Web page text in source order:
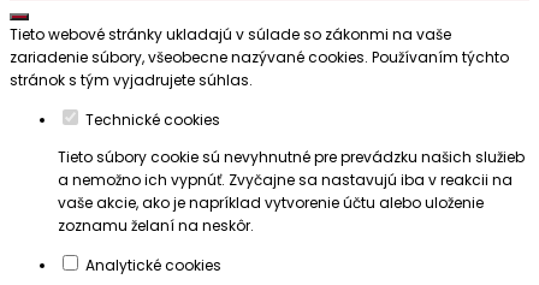
Tieto webové stránky ukladajú v súlade so zákonmi na vaše
zariadenie súbory, všeobecne nazývané cookies. Používaním týchto
stránok s tým vyjadrujete súhlas.
Technické cookies
Tieto súbory cookie sú nevyhnutné pre prevádzku našich služieb
a nemožno ich vypnúť. Zvyčajne sa nastavujú iba v reakcii na
vaše akcie, ako je napríklad vytvorenie účtu alebo uloženie
zoznamu želaní na neskôr.
Analytické cookies